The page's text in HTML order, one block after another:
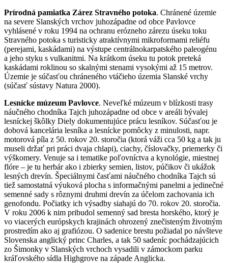
Prírodná pamiatka Zárez Stravného potoka. Chránené územie
na severe Slanských vrchov juhozápadne od obce Pavlovce
vyhlásené v roku 1994 na ochranu erózneho zárezu úseku toku
Stravného potoka s turisticky atraktívnymi mikroformami reliéfu
(perejami, kaskádami) na výstupe centrálnokarpatského paleogénu
a jeho styku s vulkanitmi. Na krátkom úseku tu potok preteká
kaskádami roklinou so skalnými stenami vysokými až 15 metrov.
Územie je súčasťou chráneného vtáčieho územia Slanské vrchy
(súčasť sústavy Natura 2000).
Lesnícke múzeum Pavlovce. Neveľké múzeum v blízkosti trasy
náučného chodníka Tajch juhozápadne od obce v areáli bývalej
lesníckej škôlky Diely dokumentujúce prácu lesníkov. Súčasťou je
dobová kancelária lesníka a lesnícke pomôcky z minulosti, napr.
motorová píla z 50. rokov 20. storočia (ktorá váži cca 50 kg a tak ju
museli držať pri práci dvaja chlapi), ciachy, číslovačky, priemerky či
výškomery. Venuje sa i tematike poľovníctva a kynológie, miestnej
flóre – je tu herbár ako i zbierky semien, listov, púčikov či ukážok
lesných drevín. Špeciálnymi časťami náučného chodníka Tajch sú
tiež samostatná výuková plocha s informačnými panelmi a jedinečné
semenné sady s rôznymi druhmi drevín za účelom zachovania ich
genofondu. Počiatky ich výsadby siahajú do 70. rokov 20. storočia.
V roku 2006 k nim pribudol semenný sad bresta horského, ktorý je
vo viacerých európskych krajinách ohrozený znečisteným životným
prostredím ako aj grafiózou. O sadenice brestu požiadal po návšteve
Slovenska anglický princ Charles, a tak 50 sadeníc pochádzajúcich
zo Šimonky v Slanských vrchoch vysadili v zámockom parku
kráľovského sídla Highgrove na západe Anglicka.